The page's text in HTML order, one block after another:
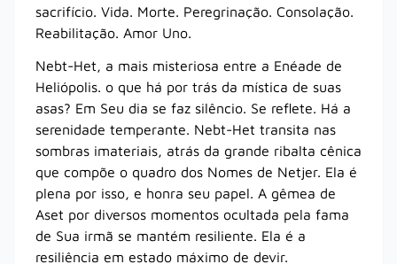
sacrifício. Vida. Morte. Peregrinação. Consolação.
Reabilitação. Amor Uno.
Nebt-Het, a mais misteriosa entre a Enéade de
Heliópolis. o que há por trás da mística de suas
asas? Em Seu dia se faz silêncio. Se reflete. Há a
serenidade temperante. Nebt-Het transita nas
sombras imateriais, atrás da grande ribalta cênica
que compõe o quadro dos Nomes de Netjer. Ela é
plena por isso, e honra seu papel. A gêmea de
Aset por diversos momentos ocultada pela fama
de Sua irmã se mantém resiliente. Ela é a
resiliência em estado máximo de devir.